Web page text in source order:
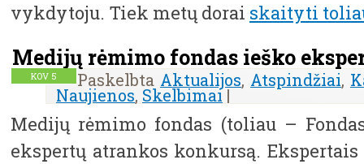
vykdytoju. Tiek metų dorai skaityti
Medijų rėmimo fondas ieško
KOV 5 Paskelbta Aktualijos, Atspindžiai,
Naujienos, Skelbimai|
Medijų rėmimo fondas (toliau –
ekspertų atrankos konkursą.